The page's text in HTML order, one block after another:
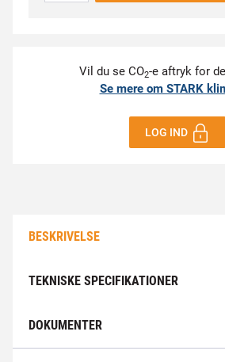
Vil du se CO2-e aftryk for
Se mere om STARK
LOG IND
BESKRIVELSE
TEKNISKE SPECIFIKATIONER
DOKUMENTER